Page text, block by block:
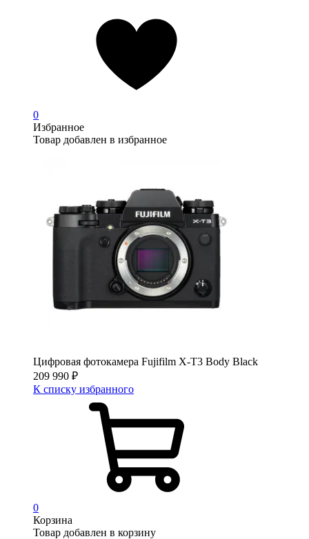
0
Избранное
Товар добавлен в избранное
Цифровая фотокамера Fujifilm X-T3 Body Black
209 990 ₽
К списку избранного
0
Корзина
Товар добавлен в корзину